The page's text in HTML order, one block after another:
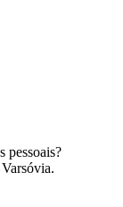
pessoais?